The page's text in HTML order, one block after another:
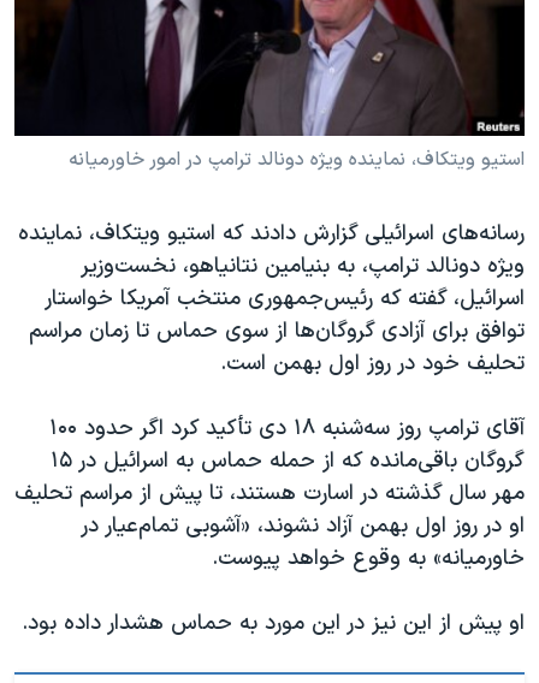
فرهنگ و زندگی
حقوق شهروندی
علم و فناوری
گالری عکس
آرشیو پخش زنده
مستندها
انتخابات ریاست جمهوری آمریکا ۲۰۲۴
حمله جمهوری اسلامی به اسرائیل
رمز مهسا
اعتراضات زن، زندگی، آزادی
مجموعه مستندهای دادخواهی
تریبونال مردمی آبان ۹۸
دادگاه حمید نوری
قانون شفافیت دارائی کادر رهبری ایران
اعتراضات مردمی آبان ۹۸
اسرائیل در جنگ
همایش محافظه‌کاران آمریکا «سی‌پک»
صفحه‌های ویژه
استیو ویتکاف، نماینده ویژه دونالد ترامپ در امور خاورمیانه
رسانه‌های اسرائیلی گزارش دادند که استیو ویتکاف، نماینده
ویژه دونالد ترامپ، به بنیامین نتانیاهو، نخست‌وزیر
اسرائیل، گفته که رئیس‌جمهوری منتخب آمریکا خواستار
توافق برای آزادی گروگان‌ها از سوی حماس تا زمان مراسم
تحلیف خود در روز اول بهمن است.
آقای ترامپ روز سه‌شنبه ۱۸ دی تأکید کرد اگر حدود ۱۰۰
گروگان باقی‌مانده که از حمله حماس به اسرائیل در ۱۵
مهر سال گذشته در اسارت هستند، تا پیش از مراسم تحلیف
او در روز اول بهمن آزاد نشوند، «آشوبی تمام‌عیار در
خاورمیانه» به وقوع خواهد پیوست.
او پیش از این نیز در این مورد به حماس هشدار داده بود.